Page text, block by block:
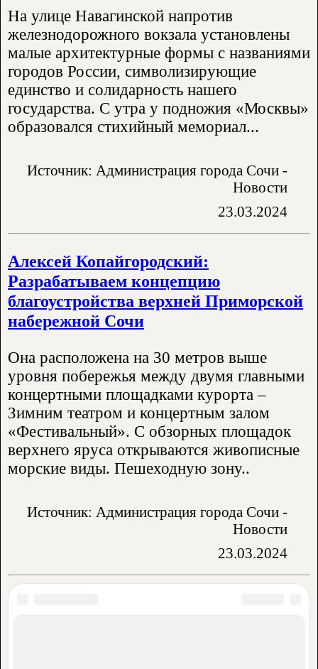
На улице Навагинской напротив
железнодорожного вокзала установлены
малые архитектурные формы с названиями
городов России, символизирующие
единство и солидарность нашего
государства. С утра у подножия «Москвы»
образовался стихийный мемориал...
Источник: Администрация города Сочи -
Новости
23.03.2024
Алексей Копайгородский:
Разрабатываем концепцию
благоустройства верхней Приморской
набережной Сочи
Она расположена на 30 метров выше
уровня побережья между двумя главными
концертными площадками курорта –
Зимним театром и концертным залом
«Фестивальный». С обзорных площадок
верхнего яруса открываются живописные
морские виды. Пешеходную зону..
Источник: Администрация города Сочи -
Новости
23.03.2024